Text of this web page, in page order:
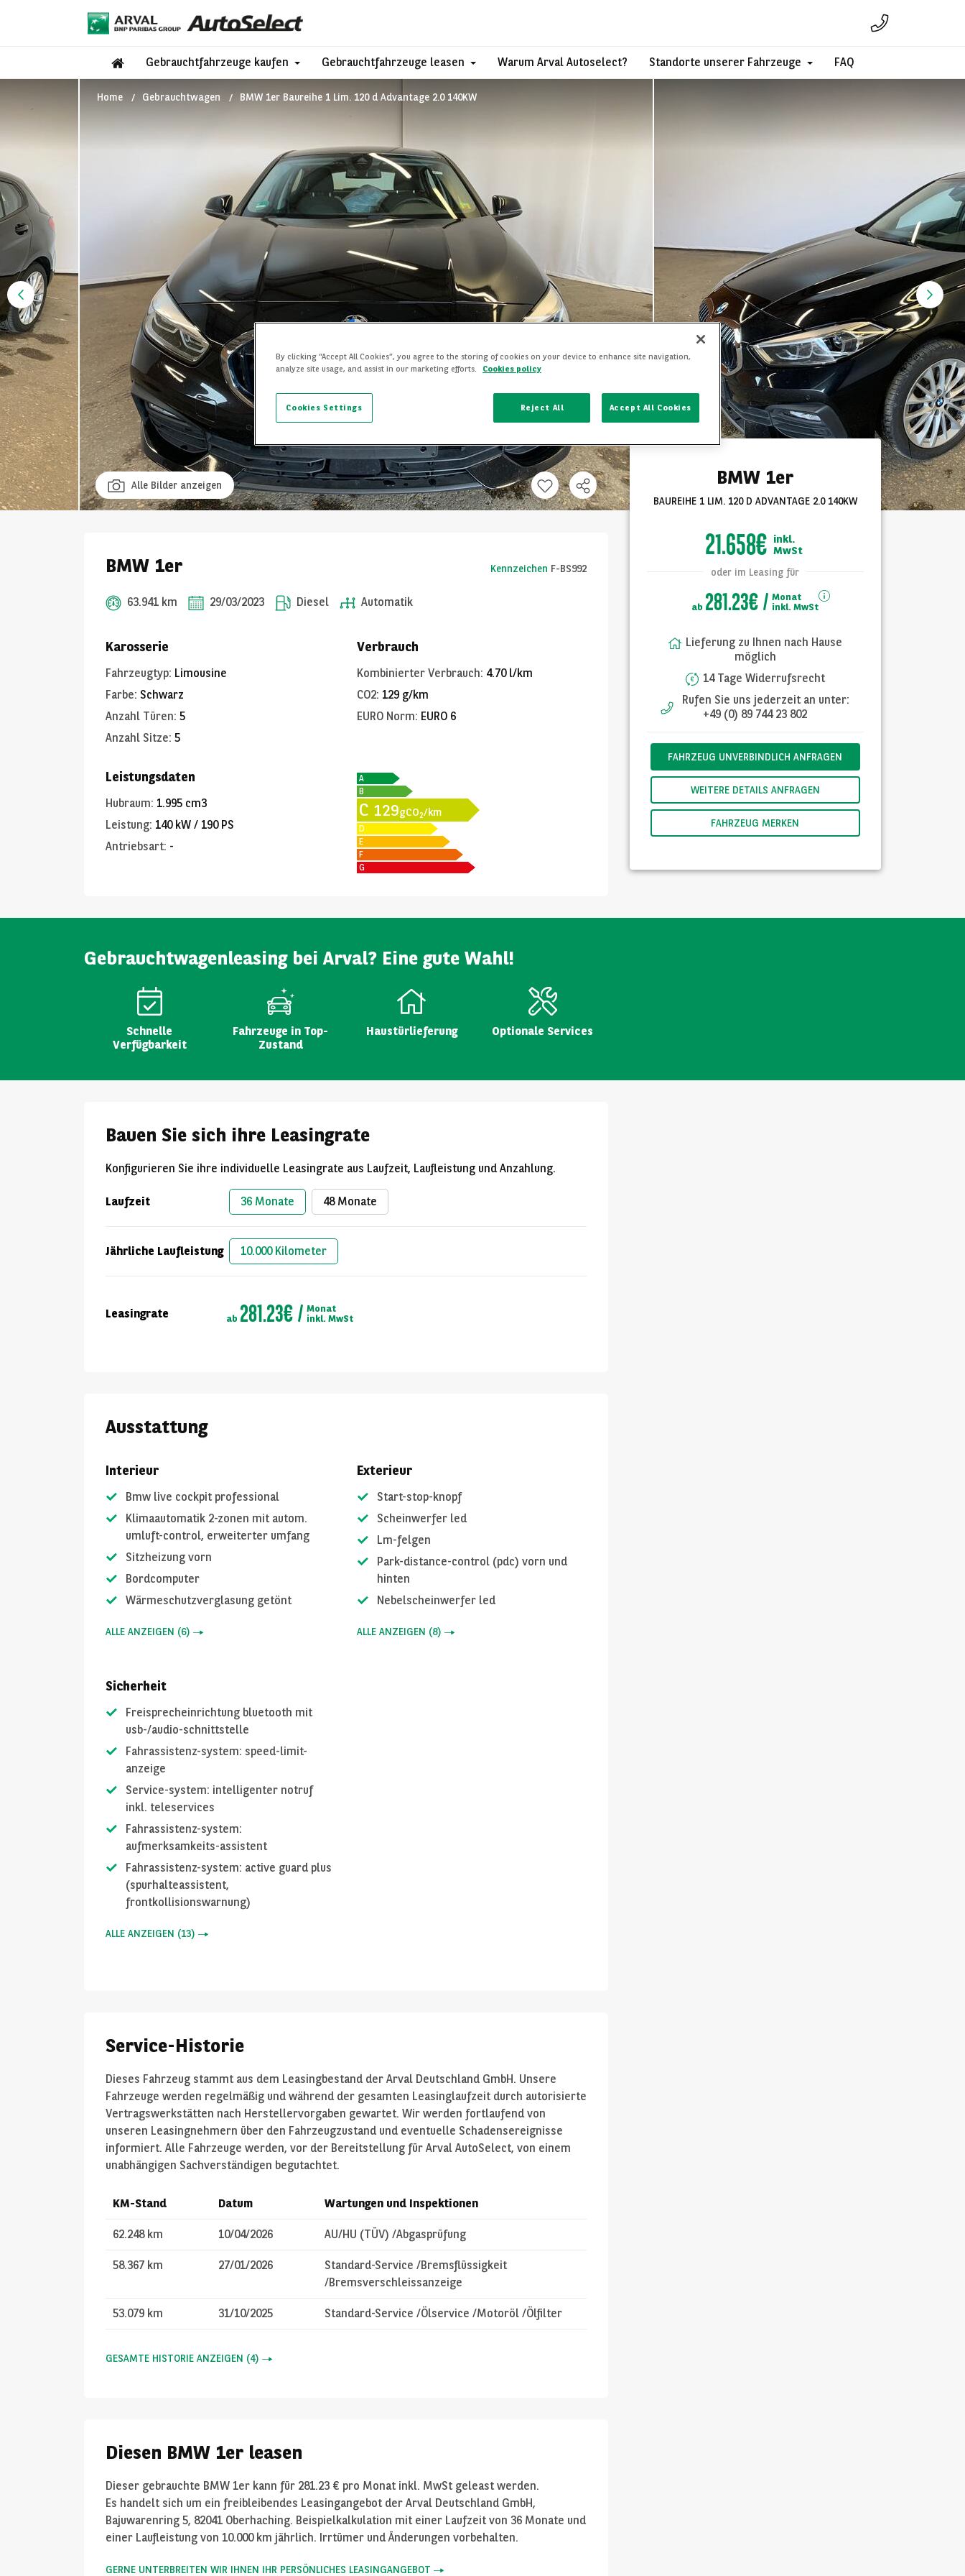
Gebrauchtfahrzeuge kaufen Gebrauchtfahrzeuge leasen Warum Arval Autoselect? Standorte unserer Fahrzeuge FAQ
Home Gebrauchtwagen BMW 1er Baureihe 1 Lim. 120 d Advantage 2.0 140KW
Alle Bilder anzeigen BMW 1er
BAUREIHE 1 LIM. 120 D ADVANTAGE 2.0 140KW
21.658€ inkl.
MwSt
oder im Leasing für
ab 281.23€
Monat
inkl. MwSt
Lieferung zu Ihnen nach Hause
möglich
14 Tage Widerrufsrecht
Rufen Sie uns jederzeit an unter:
+49 (0) 89 744 23 802
FAHRZEUG UNVERBINDLICH ANFRAGEN
WEITERE DETAILS ANFRAGEN
FAHRZEUG MERKEN
BMW 1er
63.941 km 29/03/2023 Diesel Automatik
Kennzeichen F-BS992
Karosserie
Fahrzeugtyp: Limousine
Farbe: Schwarz
Anzahl Türen: 5
Anzahl Sitze: 5
Verbrauch
Kombinierter Verbrauch: 4.70 l/km
CO2: 129 g/km
EURO Norm: EURO 6
Leistungsdaten
Hubraum: 1.995 cm3
Leistung: 140 kW / 190 PS
Antriebsart: -
A
B
C 129gCO2/km
D
E
F
G
Gebrauchtwagenleasing bei Arval? Eine gute Wahl!
Schnelle
Verfügbarkeit
Fahrzeuge in Top-
Zustand
Haustürlieferung Optionale Services
Bauen Sie sich ihre Leasingrate
Konfigurieren Sie ihre individuelle Leasingrate aus Laufzeit, Laufleistung und Anzahlung.
Laufzeit 36 Monate 48 Monate
Jährliche Laufleistung 10.000 Kilometer
Leasingrate ab 281.23€
Monat
inkl. MwSt
Ausstattung
Interieur
Bmw live cockpit professional
Klimaautomatik 2-zonen mit autom.
umluft-control, erweiterter umfang
Sitzheizung vorn
Bordcomputer
Wärmeschutzverglasung getönt
ALLE ANZEIGEN (6)
Exterieur
Start-stop-knopf
Scheinwerfer led
Lm-felgen
Park-distance-control (pdc) vorn und
hinten
Nebelscheinwerfer led
ALLE ANZEIGEN (8)
Sicherheit
Freisprecheinrichtung bluetooth mit
usb-/audio-schnittstelle
Fahrassistenz-system: speed-limit-
anzeige
Service-system: intelligenter notruf
inkl. teleservices
Fahrassistenz-system:
aufmerksamkeits-assistent
Fahrassistenz-system: active guard plus
(spurhalteassistent,
frontkollisionswarnung)
ALLE ANZEIGEN (13)
Service-Historie
Dieses Fahrzeug stammt aus dem Leasingbestand der Arval Deutschland GmbH. Unsere
Fahrzeuge werden regelmäßig und während der gesamten Leasinglaufzeit durch autorisierte
Vertragswerkstätten nach Herstellervorgaben gewartet. Wir werden fortlaufend von
unseren Leasingnehmern über den Fahrzeugzustand und eventuelle Schadensereignisse
informiert. Alle Fahrzeuge werden, vor der Bereitstellung für Arval AutoSelect, von einem
unabhängigen Sachverständigen begutachtet.
KM-Stand Datum Wartungen und Inspektionen
62.248 km 10/04/2026 AU/HU (TÜV) /Abgasprüfung
58.367 km 27/01/2026
Standard-Service /Bremsflüssigkeit
/Bremsverschleissanzeige
53.079 km 31/10/2025 Standard-Service /Ölservice /Motoröl /Ölfilter
GESAMTE HISTORIE ANZEIGEN (4)
Diesen BMW 1er leasen
Dieser gebrauchte BMW 1er kann für 281.23 € pro Monat inkl. MwSt geleast werden.
Es handelt sich um ein freibleibendes Leasingangebot der Arval Deutschland GmbH,
Bajuwarenring 5, 82041 Oberhaching. Beispielkalkulation mit einer Laufzeit von 36 Monate und
einer Laufleistung von 10.000km jährlich. Irrtümer und Änderungen vorbehalten.
GERNE UNTERBREITEN WIR IHNEN IHR PERSÖNLICHES LEASINGANGEBOT
By clicking “Accept All Cookies”, you agree to the storing of cookies on your device to enhance site navigation,
analyze site usage, and assist in our marketing efforts.
Cookies policy
Reject All Accept All Cookies
Cookies Settings